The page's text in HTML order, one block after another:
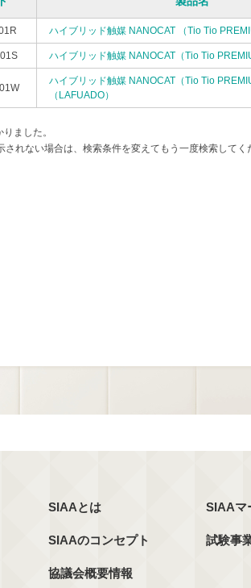
ハイブリッド触媒 NANOCAT （Tio Tio
ハイブリッド触媒 NANOCAT（Tio Tio
ハイブリッド触媒 NANOCAT（Tio Tio
（LAFUADO）
ました。
されない場合は、検索条件を変えてもう一度検索してく
SIAAとは
SIAAのコンセプト
協議会概要情報
SIAAマ
試験事